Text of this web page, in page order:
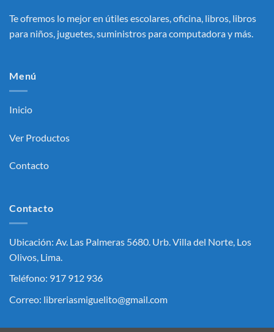
Te ofremos lo mejor en útiles escolares, oficina, libros, libros
para niños, juguetes, suministros para computadora y más.
Menú
Inicio
Ver Productos
Contacto
Contacto
Ubicación: Av. Las Palmeras 5680. Urb. Villa del Norte, Los
Olivos, Lima.
Teléfono: 917 912 936
Correo: libreriasmiguelito@gmail.com